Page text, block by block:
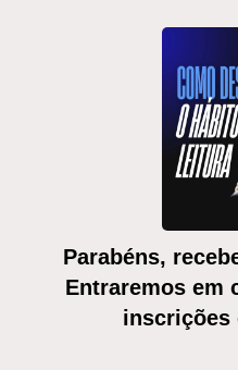
Parabéns,
Entraremos em
inscrições